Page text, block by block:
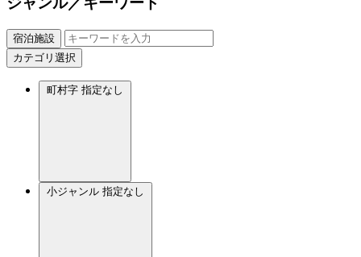
宿泊施設
カテゴリ選択
町村字 指定なし
小ジャンル 指定なし